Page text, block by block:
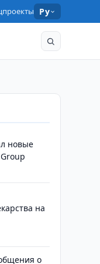
Ру
новые
на
о